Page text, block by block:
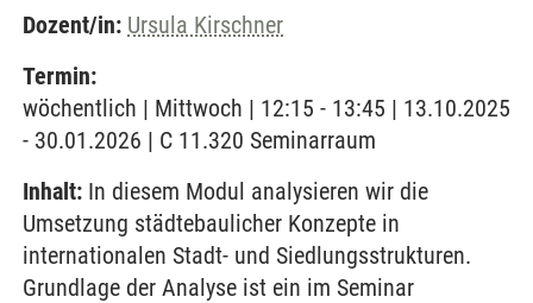
Dozent/in: Ursula Kirschner
Termin:
wöchentlich | Mittwoch | 12:15 - 13:45 | 13.10.2025
- 30.01.2026 | C 11.320 Seminarraum
Inhalt: In diesem Modul analysieren wir die
Umsetzung städtebaulicher Konzepte in
internationalen Stadt- und Siedlungsstrukturen.
Grundlage der Analyse ist ein im Seminar